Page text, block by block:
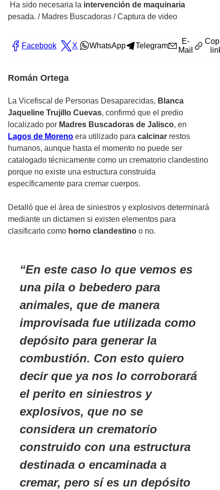
Ha sido necesaria la intervención de maquinaria
pesada. / Madres Buscadoras / Captura de video
Facebook X WhatsApp Telegram
E-
Mail
Román Ortega
La Vicefiscal de Personas Desaparecidas, Blanca
Jaqueline Trujillo Cuevas, confirmó que el predio
localizado por Madres Buscadoras de Jalisco, en
Lagos de Moreno era utilizado para calcinar restos
humanos, aunque hasta el momento no puede ser
catalogado técnicamente como un crematorio clandestino
porque no existe una estructura construida
específicamente para cremar cuerpos.
Detalló que el área de siniestros y explosivos determinará
mediante un dictamen si existen elementos para
clasificarlo como horno clandestino o no.
En este caso lo que vemos es
una pila o bebedero para
animales, que de manera
improvisada fue utilizada como
depósito para generar la
combustión. Con esto quiero
decir que ya nos lo corroborará
el perito en siniestros y
explosivos, que no se
considera un crematorio
construido con una estructura
destinada o encaminada a
cremar, pero sí es un depósito